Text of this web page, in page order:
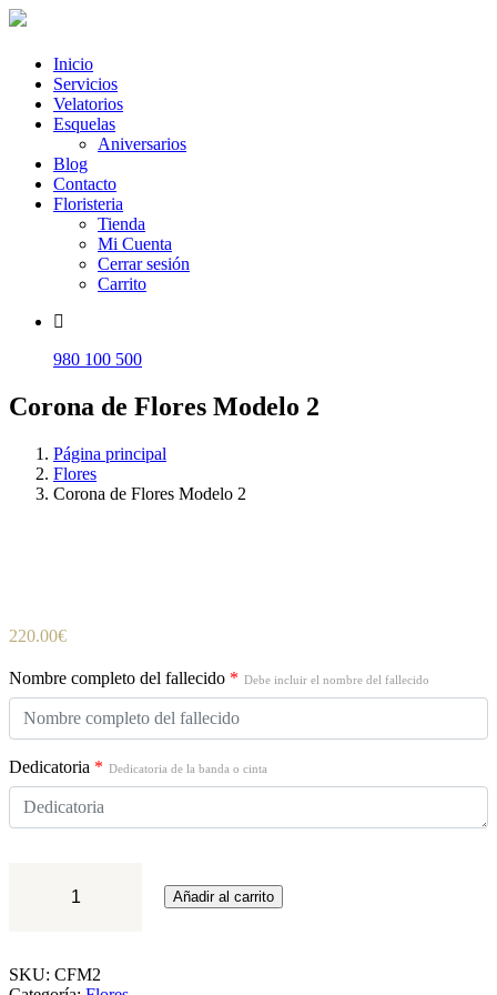
Inicio
Servicios
Velatorios
Esquelas
Aniversarios
Blog
Contacto
Floristeria
Tienda
Mi Cuenta
Cerrar sesión
Carrito
980 100 500
Corona de Flores Modelo 2
Página principal
Flores
Corona de Flores Modelo 2
220.00€
Nombre completo del fallecido * Debe incluir el nombre del fallecido
Dedicatoria * Dedicatoria de la banda o cinta
cantidad
Añadir al carrito
SKU: CFM2